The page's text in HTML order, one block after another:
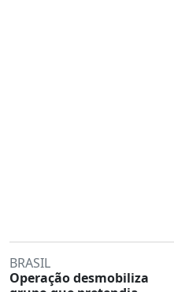
BRASIL
Operação desmobiliza